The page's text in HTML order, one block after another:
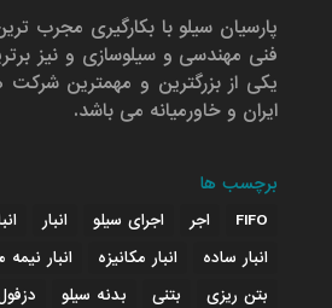
پارسیان سیلو با بکارگیری مجرب
فنی مهندسی و سیلوسازی و نیز
یکی از بزرگترین و مهمترین
ایران و خاورمیانه می باشد.
برچسب ها
FIFO اجر اجرای سیلو انبار
انبار ساده
انبار مکانیزه انبار نیمه
بتن ریزی
بتنی بدنه سیلو